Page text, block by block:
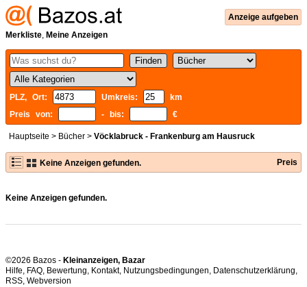
Anzeige aufgeben
Merkliste, Meine Anzeigen
PLZ, Ort: Umkreis:
km
Preis von:
- bis: €
Hauptseite > Bücher > Vöcklabruck - Frankenburg am Hausruck
Keine Anzeigen gefunden. Preis
Keine Anzeigen gefunden.
©2026 Bazos - Kleinanzeigen, Bazar
Hilfe, FAQ, Bewertung, Kontakt, Nutzungsbedingungen, Datenschutzerklärung,
RSS,